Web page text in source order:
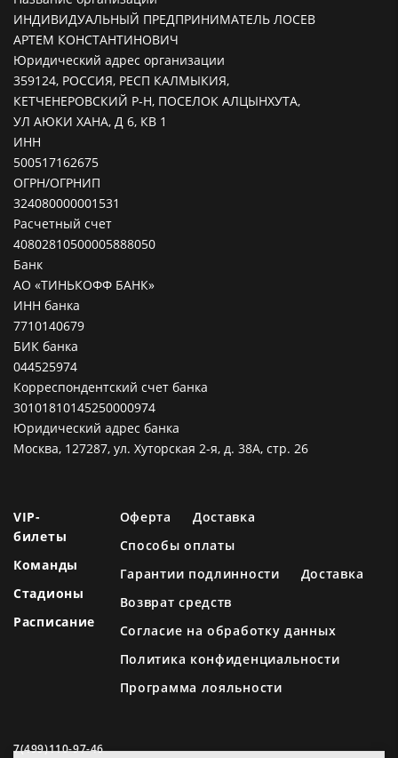
ИНДИВИДУАЛЬНЫЙ ПРЕДПРИНИМАТЕЛЬ ЛОСЕВ
АРТЕМ КОНСТАНТИНОВИЧ
Юридический адрес организации
359124, РОССИЯ, РЕСП КАЛМЫКИЯ,
КЕТЧЕНЕРОВСКИЙ Р-Н, ПОСЕЛОК АЛЦЫНХУТА,
УЛ АЮКИ ХАНА, Д 6, КВ 1
ИНН
500517162675
ОГРН/ОГРНИП
324080000001531
Расчетный счет
40802810500005888050
Банк
АО «ТИНЬКОФФ БАНК»
ИНН банка
7710140679
БИК банка
044525974
Корреспондентский счет банка
30101810145250000974
Юридический адрес банка
Москва, 127287, ул. Хуторская 2-я, д. 38А, стр. 26
VIP-
билеты
Команды
Стадионы
Расписание
Оферта
Доставка
Способы оплаты
Гарантии подлинности
Доставка
Возврат средств
Согласие на обработку данных
Политика конфиденциальности
Программа лояльности
7(499)110-97-46